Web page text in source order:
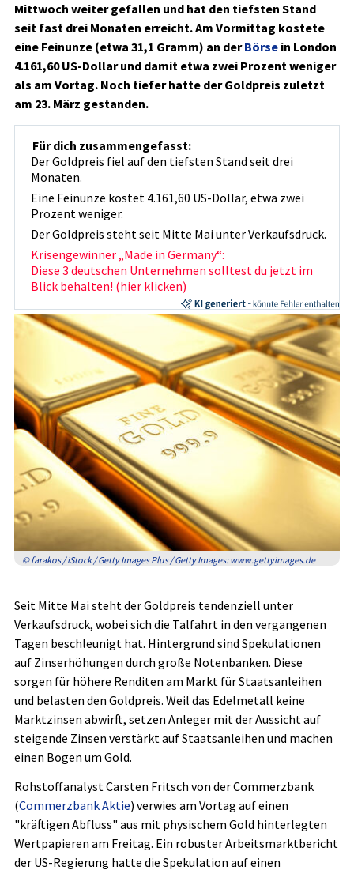
Mittwoch weiter gefallen und hat den tiefsten Stand
seit fast drei Monaten erreicht. Am Vormittag kostete
eine Feinunze (etwa 31,1 Gramm) an derBörse in London
4.161,60 US-Dollar und damit etwa zwei Prozent weniger
als am Vortag. Noch tiefer hatte der Goldpreis zuletzt
am 23. März gestanden.
Für dich zusammengefasst:
Der Goldpreis fiel auf den tiefsten Stand seit drei
Monaten.
Eine Feinunze kostet 4.161,60 US-Dollar, etwa zwei
Prozent weniger.
Der Goldpreis steht seit Mitte Mai unter Verkaufsdruck.
Krisengewinner „Made in Germany“:
Diese 3 deutschen Unternehmen solltest du jetzt im
Blick behalten! (hier klicken)
© farakos / iStock / Getty Images Plus / Getty Images: www.gettyimages.de
Seit Mitte Mai steht der Goldpreis tendenziell unter
Verkaufsdruck, wobei sich die Talfahrt in den vergangenen
Tagen beschleunigt hat. Hintergrund sind Spekulationen
auf Zinserhöhungen durch große Notenbanken. Diese
sorgen für höhere Renditen am Markt für Staatsanleihen
und belasten den Goldpreis. Weil das Edelmetall keine
Marktzinsen abwirft, setzen Anleger mit der Aussicht auf
steigende Zinsen verstärkt auf Staatsanleihen und machen
einen Bogen um Gold.
Rohstoffanalyst Carsten Fritsch von der Commerzbank
(Commerzbank Aktie) verwies am Vortag auf einen
"kräftigen Abfluss" aus mit physischem Gold hinterlegten
Wertpapieren am Freitag. Ein robuster Arbeitsmarktbericht
der US-Regierung hatte die Spekulation auf einen